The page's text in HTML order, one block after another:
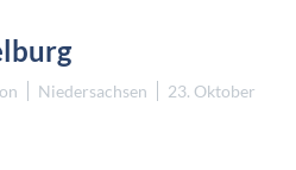
Niedersachsen
23. Oktober